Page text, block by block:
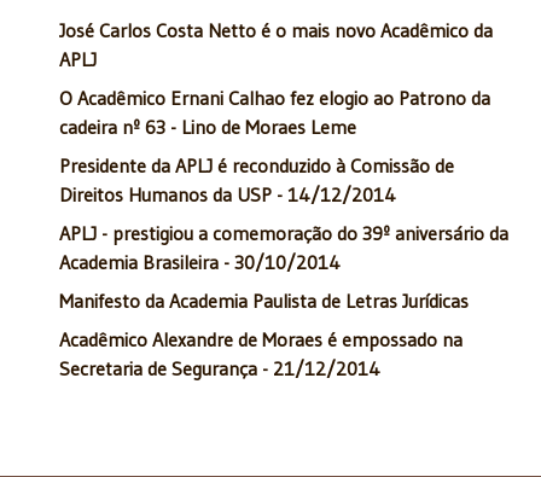
José Carlos Costa Netto é o mais novo Acadêmico da
APLJ
O Acadêmico Ernani Calhao fez elogio ao Patrono da
cadeira nº 63 - Lino de Moraes Leme
Presidente da APLJ é reconduzido à Comissão de
Direitos Humanos da USP - 14/12/2014
APLJ - prestigiou a comemoração do 39º aniversário da
Academia Brasileira - 30/10/2014
Manifesto da Academia Paulista de Letras Jurídicas
Acadêmico Alexandre de Moraes é empossado na
Secretaria de Segurança - 21/12/2014